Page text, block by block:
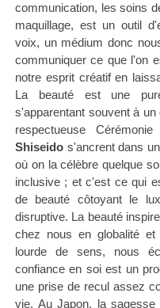
communication, les soins
maquillage, est un outil
voix, un médium donc
communiquer ce que l'on
notre esprit créatif en
La beauté est une
s'apparentant souvent à un
respectueuse
Shiseidos'ancrent dans
où on la célèbre quelque
inclusive ; et c'est ce qui
de beauté côtoyant le
disruptive. La beauté
chez nous en globalité
lourde de sens, nous
confiance en soi est un
une prise de recul assez
vie. Au Japon, la